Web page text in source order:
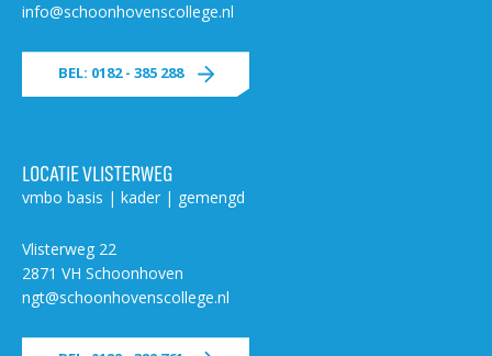
info@schoonhovenscollege.nl
BEL: 0182 - 385 288
LOCATIE VLISTERWEG
vmbo basis | kader | gemengd
Vlisterweg 22
2871 VH Schoonhoven
ngt@schoonhovenscollege.nl